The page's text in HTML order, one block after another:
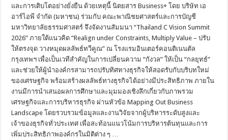
และการเติบโตอย่างยั่งยืน ด้วยเหตุนี้ นิตยสาร Business+ โดย บริษัท เอ
อาร์ไอพี จำกัด (มหาชน) ร่วมกับ คณะพาณิชยศาสตร์และการบัญชี
มหาวิทยาลัยธรรมศาสตร์ จึงจัดงานสัมมนา “Thailand C Vision Summit
2026” ภายใต้แนวคิด “Realign under Constraints, Multiply Value – ปรับ
ให้ตรงจุด วางหมุดผลลัพธ์ทวีคูณ” ณ โรงแรมอินเตอร์คอนติเนนตัล
กรุงเทพฯ เพื่อเป็นเวทีสำคัญในการเปลี่ยนความ “กังวล” ให้เป็น “กลยุทธ์”
และช่วยให้ผู้นำองค์กรสามารถปรับทิศทางธุรกิจให้สอดรับกับบริบทใหม่
ของเศรษฐกิจ พร้อมสร้างผลลัพธ์ทางธุรกิจได้อย่างมีประสิทธิภาพ ภายใน
งานมีการนำเสนอผลการศึกษาและมุมมองเชิงลึกเกี่ยวกับภาพรวม
เศรษฐกิจและการบริหารธุรกิจ ผ่านหัวข้อ Mapping Out Business
Landscape โดยรวบรวมข้อมูลและงานวิจัยจากผู้บริหารระดับสูงและ
เจ้าของธุรกิจทั่วประเทศ เพื่อสะท้อนแนวโน้มการบริหารต้นทุนและการ
เพิ่มประสิทธิภาพองค์กรในมิติต่าง ๆ …